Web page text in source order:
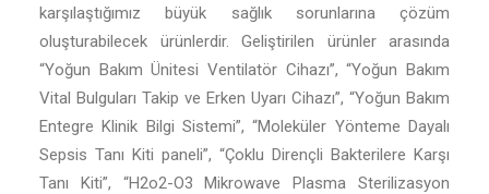
karşılaştığımız büyük sağlık sorunlarına çözüm
oluşturabilecek ürünlerdir. Geliştirilen ürünler arasında
“Yoğun Bakım Ünitesi Ventilatör Cihazı”, “Yoğun Bakım
Vital Bulguları Takip ve Erken Uyarı Cihazı”, “Yoğun Bakım
Entegre Klinik Bilgi Sistemi”, “Moleküler Yönteme Dayalı
Sepsis Tanı Kiti paneli”, “Çoklu Dirençli Bakterilere Karşı
Tanı Kiti”, “H2o2-O3 Mikrowave Plasma Sterilizasyon